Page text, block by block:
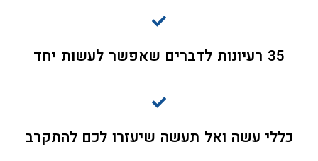
35 רעיונות לדברים שאפשר לעשות יחד
כללי עשה ואל תעשה שיעזרו לכם להתקרב